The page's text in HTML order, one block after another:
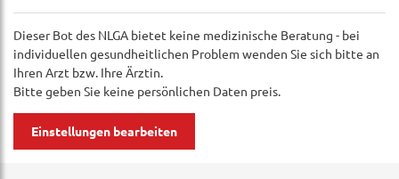
Dieser Bot des NLGA bietet keine medizinische Beratung - bei
individuellen gesundheitlichen Problem wenden Sie sich bitte an
Ihren Arzt bzw. Ihre Ärztin.
Bitte geben Sie keine persönlichen Daten preis.
Einstellungen bearbeiten